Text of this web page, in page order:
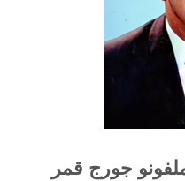
جورج قمر